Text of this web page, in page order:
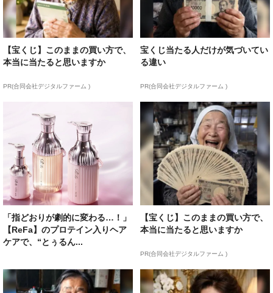
【宝くじ】このままの買い方で、
本当に当たると思いますか
PR(合同会社デジタルファーム )
宝くじ当たる人だけが気づいてい
る違い
PR(合同会社デジタルファーム )
「指どおりが劇的に変わる…！」
【ReFa】のプロテイン入りヘア
ケアで、“とぅるん...
【宝くじ】このままの買い方で、
本当に当たると思いますか
PR(合同会社デジタルファーム )